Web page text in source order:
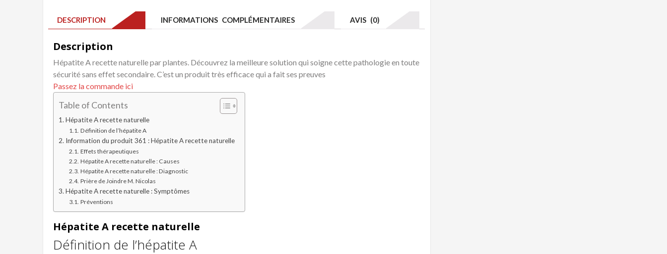
DESCRIPTION INFORMATIONS COMPLÉMENTAIRES AVIS (0)
Description
Hépatite A recette naturelle par plantes. Découvrez la meilleure solution qui soigne cette pathologie en toute
sécurité sans effet secondaire. C’est un produit très efficace qui a fait ses preuves
Passez la commande ici
Table of Contents
Hépatite A recette naturelle
Définition de l’hépatite A
Information du produit 361 : Hépatite A recette naturelle
Effets thérapeutiques
Hépatite A recette naturelle : Causes
Hépatite A recette naturelle : Diagnostic
Prière de Joindre M. Nicolas
Hépatite A recette naturelle : Symptômes
Préventions
Hépatite A recette naturelle
Définition de l’hépatite A